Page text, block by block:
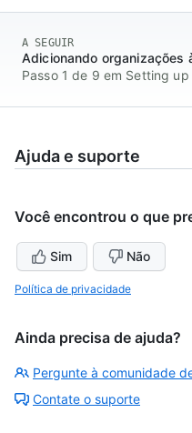
A SEGUIR
Adicionando organizações
Passo 1 de 9 em Setting
Ajuda e suporte
Você encontrou o que
Sim Não
Política de privacidade
Ainda precisa de ajuda?
Pergunte à comunidade
Contate o suporte